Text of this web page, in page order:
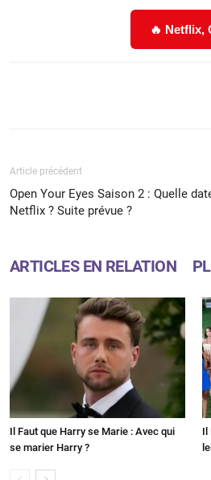
🔥 Netflix,
Article précédent
Open Your Eyes Saison 2 : Quelle
Netflix ? Suite prévue ?
ARTICLES EN RELATION
Il Faut que Harry se Marie : Avec qui
se marier Harry ?
Il